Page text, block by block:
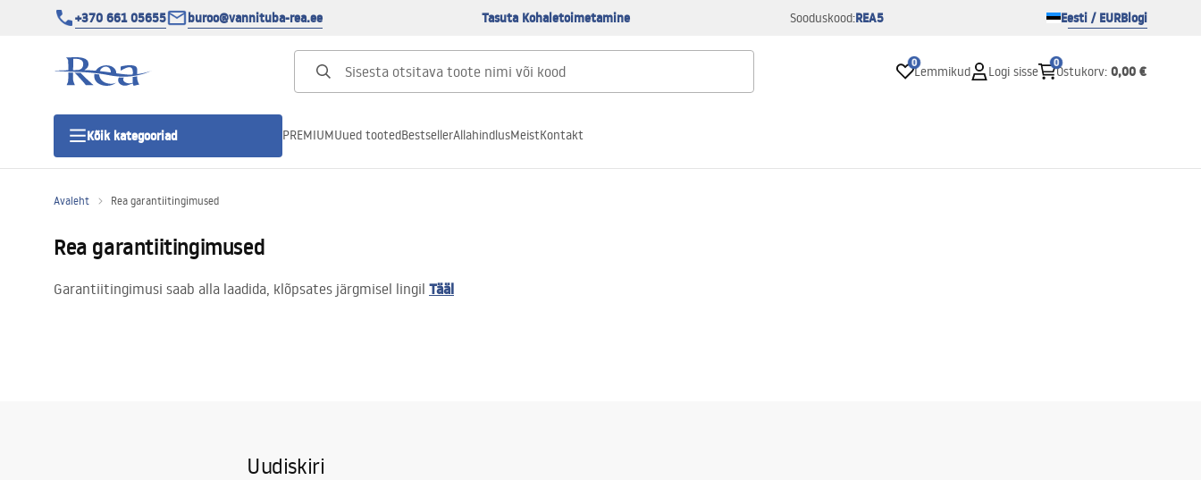
+370 661 05655 buroo@vannituba-rea.ee Tasuta Kohaletoimetamine Sooduskood:REA5 Eesti / EURBlogi
0
Lemmikud Logi sisse
0
Ostukorv: 0,00 €
Kõik kategooriad PREMIUMUued tootedBestsellerAllahindlusMeistKontakt
Avaleht Rea garantiitingimused
Rea garantiitingimused
Garantiitingimusi saab alla laadida, klõpsates järgmisel lingil Tääl
Uudiskiri